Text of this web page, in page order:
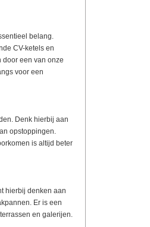
belang.
CV-ketels en
door een van onze
voor een
Denk hierbij aan
opstoppingen.
is altijd beter
hierbij denken aan
Er is een
en galerijen.